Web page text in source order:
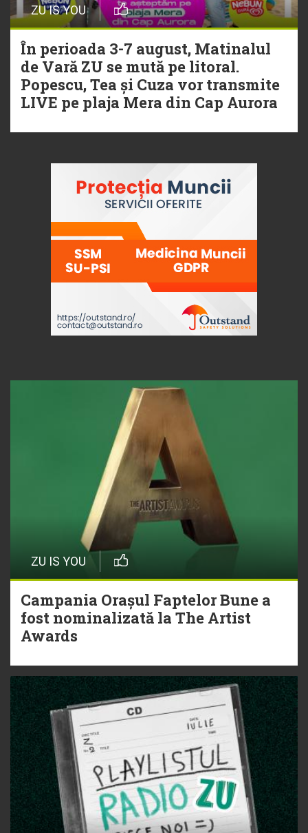
ZU IS YOU
În perioada 3-7 august, Matinalul
de Vară ZU se mută pe litoral.
Popescu, Tea și Cuza vor transmite
LIVE pe plaja Mera din Cap Aurora
ZU IS YOU
Campania Orașul Faptelor Bune a
fost nominalizată la The Artist
Awards